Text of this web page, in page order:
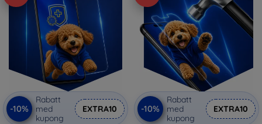
-10%
Rabatt
med
kupong
EXTRA10 -10%
Rabatt
med
kupong
EXTRA10